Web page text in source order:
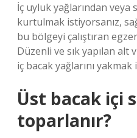
İç uyluk yağlarından veya
kurtulmak istiyorsanız,
bu bölgeyi çalıştıran
Düzenli ve sık yapılan
iç bacak yağlarını
Üst bacak içi
toparlanır?